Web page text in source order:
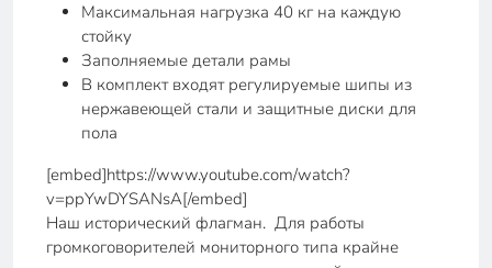
Максимальная нагрузка 40 кг на каждую
стойку
Заполняемые детали рамы
В комплект входят регулируемые шипы из
нержавеющей стали и защитные диски для
пола
[embed]https://www.youtube.com/watch?
v=ppYwDYSANsA[/embed]
Наш исторический флагман. Для работы
громкоговорителей мониторного типа крайне